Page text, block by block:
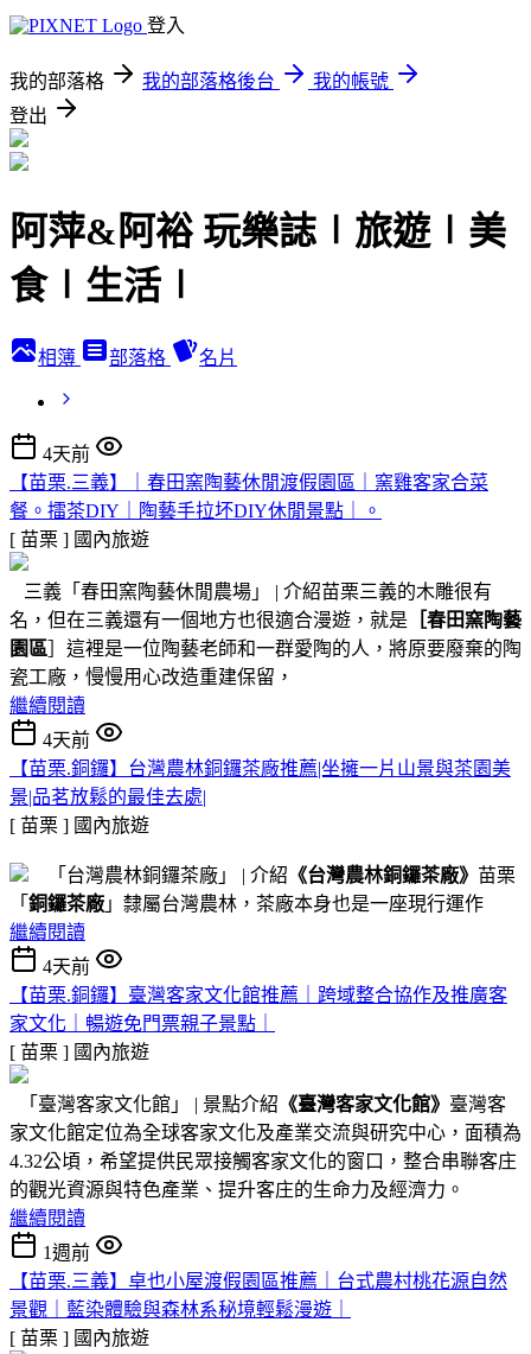
登入
我的部落格 我的部落格後台
我的帳號
登出
阿萍&阿裕 玩樂誌∣旅遊∣美
食∣生活∣
相簿 部落格 名片
4天前
【苗栗.三義】｜春田窯陶藝休閒渡假園區｜窯雞客家合菜
餐。擂茶DIY｜陶藝手拉坏DIY休閒景點｜。
[ 苗栗 ] 國內旅遊
三義「春田窯陶藝休閒農場」 | 介紹苗栗三義的木雕很有
名，但在三義還有一個地方也很適合漫遊，就是 ［春田窯陶藝
園區 ］這裡是一位陶藝老師和一群愛陶的人，將原要廢棄的陶
瓷工廠，慢慢用心改造重建保留，
繼續閱讀
4天前
【苗栗.銅鑼】台灣農林銅鑼茶廠推薦|坐擁一片山景與茶園美
景|品茗放鬆的最佳去處|
[ 苗栗 ] 國內旅遊
「台灣農林銅鑼茶廠」 | 介紹 《台灣農林銅鑼茶廠》 苗栗
「 銅鑼茶廠 」隸屬台灣農林，茶廠本身也是一座現行運作
繼續閱讀
4天前
【苗栗.銅鑼】臺灣客家文化館推薦｜跨域整合協作及推廣客
家文化｜暢遊免門票親子景點｜
[ 苗栗 ] 國內旅遊
「臺灣客家文化館」 | 景點介紹 《臺灣客家文化館》 臺灣客
家文化館定位為全球客家文化及產業交流與研究中心，面積為
4.32公頃，希望提供民眾接觸客家文化的窗口，整合串聯客庄
的觀光資源與特色產業、提升客庄的生命力及經濟力。
繼續閱讀
1週前
【苗栗.三義】卓也小屋渡假園區推薦｜台式農村桃花源自然
景觀｜藍染體驗與森林系秘境輕鬆漫遊｜
[ 苗栗 ] 國內旅遊